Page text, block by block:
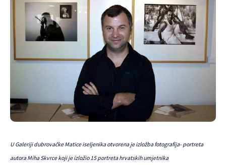
U Galeriji dubrovačke Matice iseljenika otvorena je izložba fotografija- portreta
autora Miha Skvrce koji je izložio 15 portreta hrvatskih umjetnika